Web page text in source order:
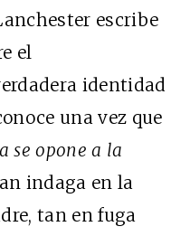
escribe
el
identidad
una vez que
se opone a la
indaga en la
tan en fuga